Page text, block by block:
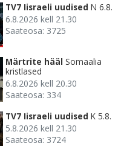
TV7 Iisraeli uudised N 6.8.
6.8.2026 kell 21.30
Saateosa: 3725
Märtrite hääl Somaalia
kristlased
6.8.2026 kell 20.30
Saateosa: 334
TV7 Iisraeli uudised K 5.8.
5.8.2026 kell 21.30
Saateosa: 3724